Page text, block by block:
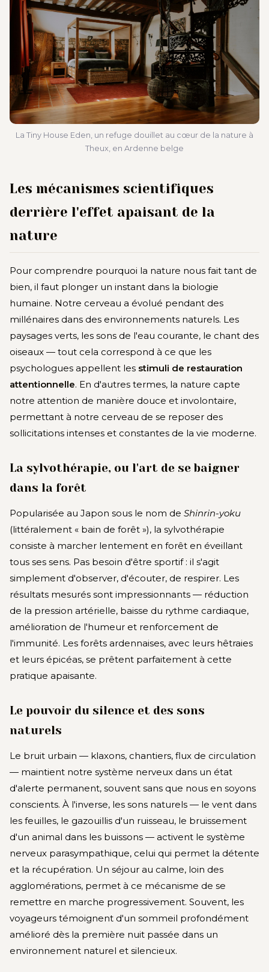
La Tiny House Eden, un refuge douillet au cœur de la nature à
Theux, en Ardenne belge
Les mécanismes scientifiques
derrière l'effet apaisant de la
nature
Pour comprendre pourquoi la nature nous fait tant de
bien, il faut plonger un instant dans la biologie
humaine. Notre cerveau a évolué pendant des
millénaires dans des environnements naturels. Les
paysages verts, les sons de l'eau courante, le chant des
oiseaux — tout cela correspond à ce que les
psychologues appellent les stimuli de restauration
attentionnelle. En d'autres termes, la nature capte
notre attention de manière douce et involontaire,
permettant à notre cerveau de se reposer des
sollicitations intenses et constantes de la vie moderne.
La sylvothérapie, ou l'art de se baigner
dans la forêt
Popularisée au Japon sous le nom de Shinrin-yoku
(littéralement « bain de forêt »), la sylvothérapie
consiste à marcher lentement en forêt en éveillant
tous ses sens. Pas besoin d'être sportif : il s'agit
simplement d'observer, d'écouter, de respirer. Les
résultats mesurés sont impressionnants — réduction
de la pression artérielle, baisse du rythme cardiaque,
amélioration de l'humeur et renforcement de
l'immunité. Les forêts ardennaises, avec leurs hêtraies
et leurs épicéas, se prêtent parfaitement à cette
pratique apaisante.
Le pouvoir du silence et des sons
naturels
Le bruit urbain — klaxons, chantiers, flux de circulation
— maintient notre système nerveux dans un état
d'alerte permanent, souvent sans que nous en soyons
conscients. À l'inverse, les sons naturels — le vent dans
les feuilles, le gazouillis d'un ruisseau, le bruissement
d'un animal dans les buissons — activent le système
nerveux parasympathique, celui qui permet la détente
et la récupération. Un séjour au calme, loin des
agglomérations, permet à ce mécanisme de se
remettre en marche progressivement. Souvent, les
voyageurs témoignent d'un sommeil profondément
amélioré dès la première nuit passée dans un
environnement naturel et silencieux.